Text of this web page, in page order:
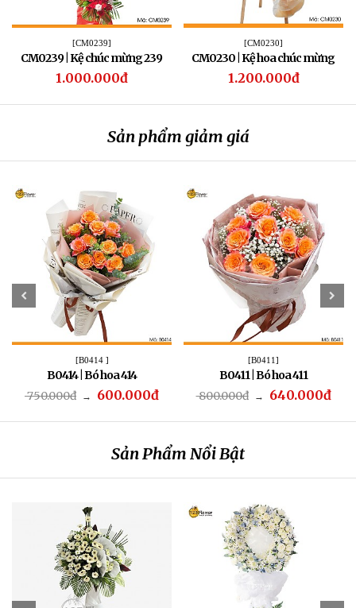
[CM0239]
CM0239 | Kệ chúc mừng 239
1.000.000đ
[CM0230]
CM0230 | Kệ hoa chúc mừng
230
1.200.000đ
Sản phẩm giảm giá
[B0414 ]
B0414 | Bó hoa 414
750.000đ → 600.000đ
[B0411]
B0411 | Bó hoa 411
800.000đ
→ 640.000đ
Sản Phẩm Nổi Bật